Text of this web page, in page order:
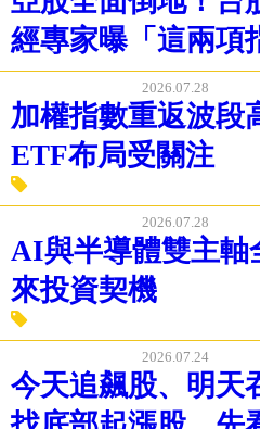
2026.07.28
亞股全面倒地！台
經專家曝「這兩項
2026.07.28
加權指數重返波段
ETF布局受關注
2026.07.28
AI與半導體雙主軸
來投資契機
2026.07.24